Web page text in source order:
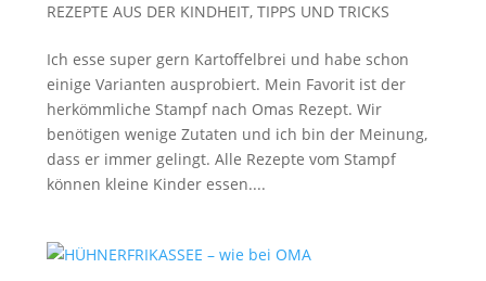
REZEPTE AUS DER KINDHEIT, TIPPS UND TRICKS
Ich esse super gern Kartoffelbrei und habe schon
einige Varianten ausprobiert. Mein Favorit ist der
herkömmliche Stampf nach Omas Rezept. Wir
benötigen wenige Zutaten und ich bin der Meinung,
dass er immer gelingt. Alle Rezepte vom Stampf
können kleine Kinder essen....